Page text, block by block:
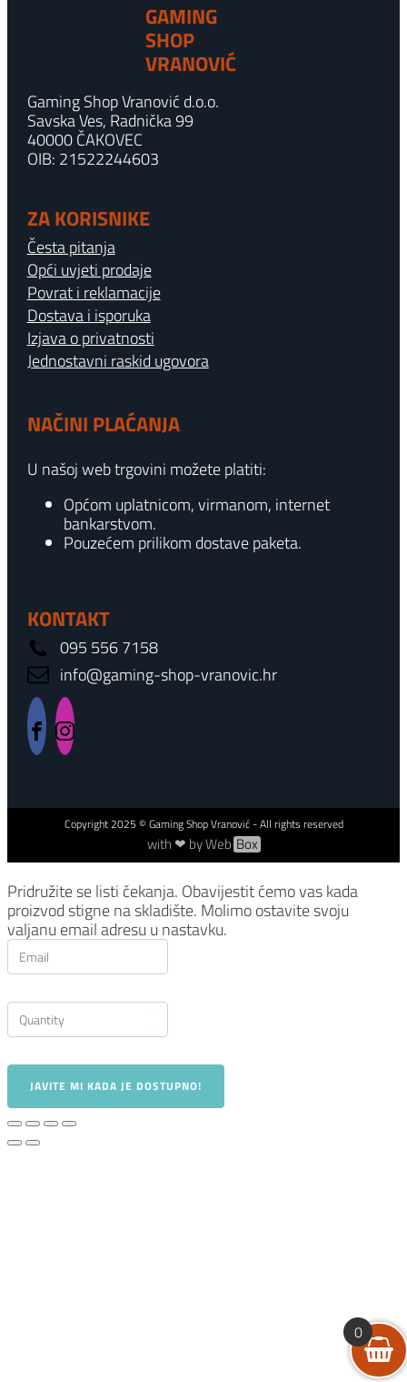
GAMING
SHOP
VRANOVIĆ
Gaming Shop Vranović d.o.o.
Savska Ves, Radnička 99
40000 ČAKOVEC
OIB: 21522244603
ZA KORISNIKE
Česta pitanja
Opći uvjeti prodaje
Povrat i reklamacije
Dostava i isporuka
Izjava o privatnosti
Jednostavni raskid ugovora
NAČINI PLAĆANJA
U našoj web trgovini možete platiti:
Općom uplatnicom, virmanom, internet
bankarstvom.
Pouzećem prilikom dostave paketa.
KONTAKT
095 556 7158
info@gaming-shop-vranovic.hr
Copyright2025 © Gaming Shop Vranović - All rights reserved
with ❤ by Web Box
0
Pridružite se listi čekanja. Obavijestit ćemo vas kada
proizvod stigne na skladište. Molimo ostavite svoju
valjanu email adresu u nastavku.
JAVITE MI KADA JE DOSTUPNO!